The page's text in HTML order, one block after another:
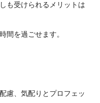
も受けられるメリットは
間を過ごせます。
慮、気配りとプロフェッ